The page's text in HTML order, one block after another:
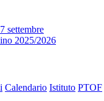
settembre
2025/2026
Calendario Istituto PTOF